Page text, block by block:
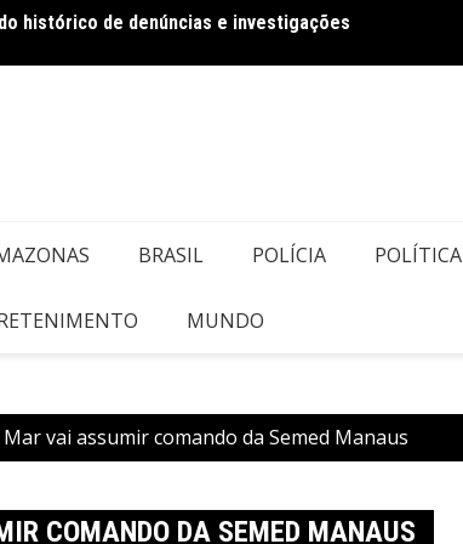
histórico de denúncias e investigações
Pais
BRASIL POLÍCIA POLÍTICA
MUNDO
vai assumir comando da Semed Manaus
COMANDO DA SEMED MANAUS